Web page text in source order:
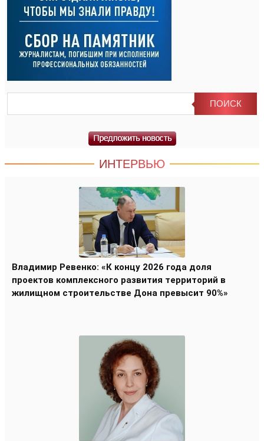
ИНТЕРВЬЮ
Владимир Ревенко: «К концу 2026 года доля
проектов комплексного развития территорий в
жилищном строительстве Дона превысит 90%»